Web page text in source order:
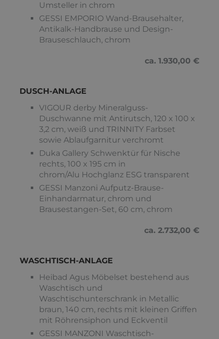
Umsteller in chrom
GESSI EMPORIO Wand-Brausehalter,
Antikalk-Handbrause und Design-
Brauseschlauch, chrom
ca. 1.930,00 €
DUSCH-ANLAGE
VIGOUR derby Mineralguss-
Duschwanne mit Antirutsch, 120 x 100 x
3,2 cm, weiß und TRINNITY Farbset
sowie Ablaufgarnitur verchromt
Duka Gallery Schwenktür für Nische
rechts, 100 x 195 cm in
chrom/Alu Hochglanz ESG transparent
GESSI Manzoni Aufputz-Brause-
Einhandarmatur, chrom und
Brausestangen-Set, 60 cm, chrom
ca. 2.732,00 €
WASCHTISCH-ANLAGE
Heibad Agus Möbelset bestehend aus
Waschtisch und
Waschtischunterschrank in Metallic
braun, 140 cm, rechts mit kleinen Griffen
mit Röhrensiphon und Eckventil
GESSI MANZONI Waschtisch-